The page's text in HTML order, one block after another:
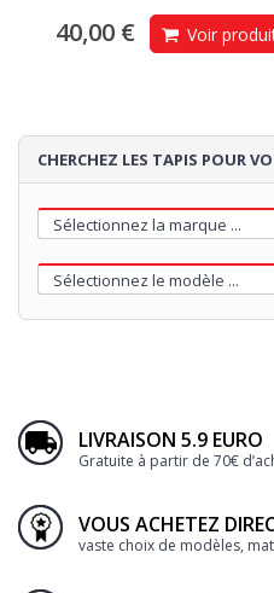
40,00 € Voir
CHERCHEZ LES TAPIS POUR
LIVRAISON 5.9 EURO
Gratuite à partir de 70€
VOUS ACHETEZ
vaste choix de modèles,